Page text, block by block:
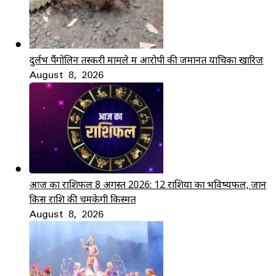
दुर्लभ पैंगोलिन तस्करी मामले में आरोपी की जमानत याचिका खारिज
August 8, 2026
आज का राशिफल 8 अगस्त 2026: 12 राशियों का भविष्यफल, जानें
किस राशि की चमकेगी किस्मत
August 8, 2026